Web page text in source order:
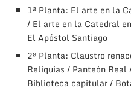
1ª Planta: El arte en la
/ El arte en la Catedral
El Apóstol Santiago
2ª Planta: Claustro
Reliquias / Panteón
Biblioteca capitular /